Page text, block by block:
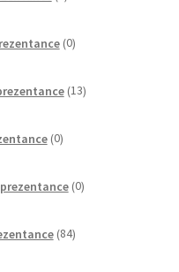
0izdelkov
13izdelkov
0izdelkov
0izdelkov
84izdelkov